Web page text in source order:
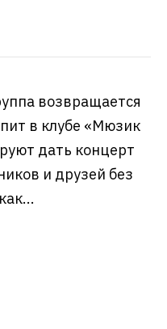
возвращается
в клубе «Мюзик
дать концерт
и друзей без